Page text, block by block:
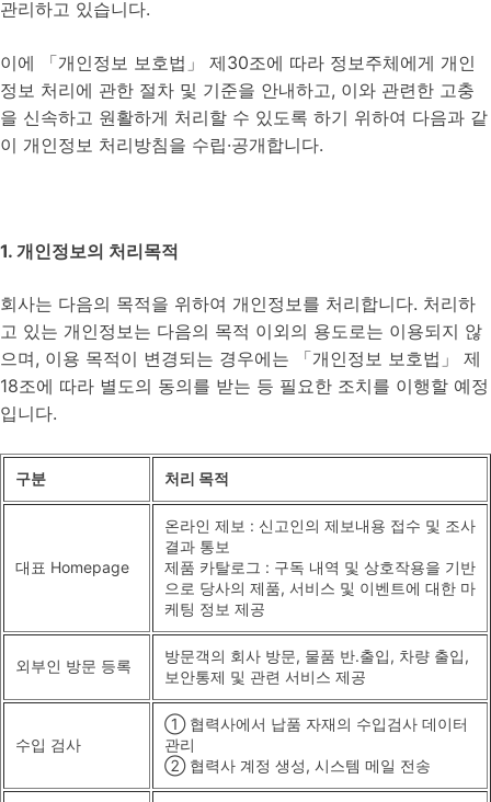
관리하고 있습니다.
이에 「개인정보 보호법」 제30조에 따라 정보주체에게 개인
정보 처리에 관한 절차 및 기준을 안내하고, 이와 관련한 고충
을 신속하고 원활하게 처리할 수 있도록 하기 위하여 다음과 같
이 개인정보 처리방침을 수립·공개합니다.
1. 개인정보의 처리목적
회사는 다음의 목적을 위하여 개인정보를 처리합니다. 처리하
고 있는 개인정보는 다음의 목적 이외의 용도로는 이용되지 않
으며, 이용 목적이 변경되는 경우에는 「개인정보 보호법」 제
18조에 따라 별도의 동의를 받는 등 필요한 조치를 이행할 예정
입니다.
구분 처리 목적
대표 Homepage
온라인 제보 : 신고인의 제보내용 접수 및 조사
결과 통보
제품 카탈로그 : 구독 내역 및 상호작용을 기반
으로 당사의 제품, 서비스 및 이벤트에 대한 마
케팅 정보 제공
외부인 방문 등록
방문객의 회사 방문, 물품 반.출입, 차량 출입,
보안통제 및 관련 서비스 제공
수입 검사
① 협력사에서 납품 자재의 수입검사 데이터
관리
② 협력사 계정 생성, 시스템 메일 전송